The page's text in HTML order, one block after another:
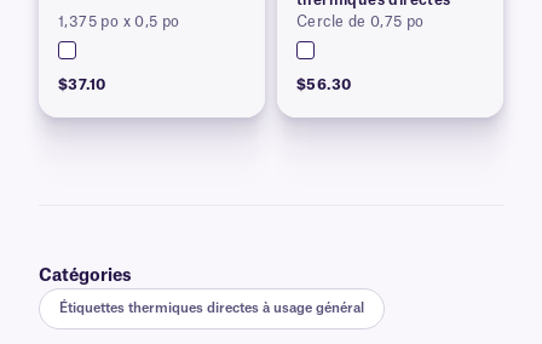
1,375 po x 0,5 po
$37.10
Cercle de 0,75 po
$56.30
Catégories
Étiquettes thermiques directes à usage général